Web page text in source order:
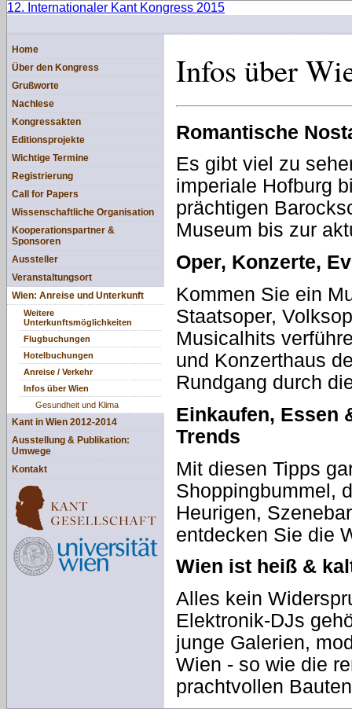
12. Internationaler Kant Kongress 2015
Home
Über den Kongress
Grußworte
Nachlese
Kongressakten
Editionsprojekte
Wichtige Termine
Registrierung
Call for Papers
Wissenschaftliche Organisation
Kooperationspartner &
Sponsoren
Aussteller
Veranstaltungsort
Wien: Anreise und Unterkunft
Weitere
Unterkunftsmöglichkeiten
Flugbuchungen
Hotelbuchungen
Anreise / Verkehr
Infos über Wien
Gesundheit und Klima
Kant in Wien 2012-2014
Ausstellung & Publikation:
Umwege
Kontakt
Infos über
Romantische
Es gibt viel zu
imperiale Hofburg
prächtigen
Museum bis zur
Oper, Konzerte,
Kommen Sie ein
Staatsoper,
Musicalhits
und Konzerthaus
Rundgang durch
Einkaufen, Essen
Trends
Mit diesen Tipps
Shoppingbummel,
Heurigen,
entdecken Sie die
Wien ist heiß &
Alles kein
Elektronik-DJs
junge Galerien,
Wien - so wie die
prachtvollen